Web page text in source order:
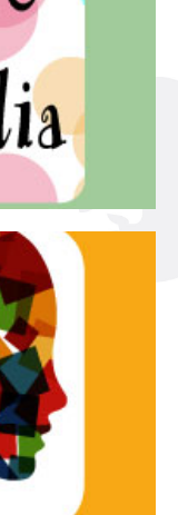
concepita
all’intera
di teatro